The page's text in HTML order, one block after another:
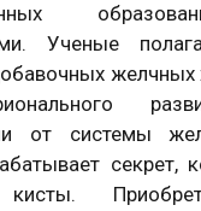
Ученые
желчных
от системы
секрет,